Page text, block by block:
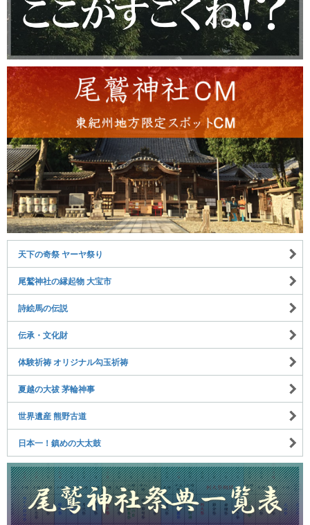
天下の奇祭 ヤーヤ祭り
尾鷲神社の縁起物 大宝市
詩絵馬の伝説
伝承・文化財
体験祈祷 オリジナル勾玉祈祷
夏越の大祓 茅輪神事
世界遺産 熊野古道
日本一！鎮めの大太鼓